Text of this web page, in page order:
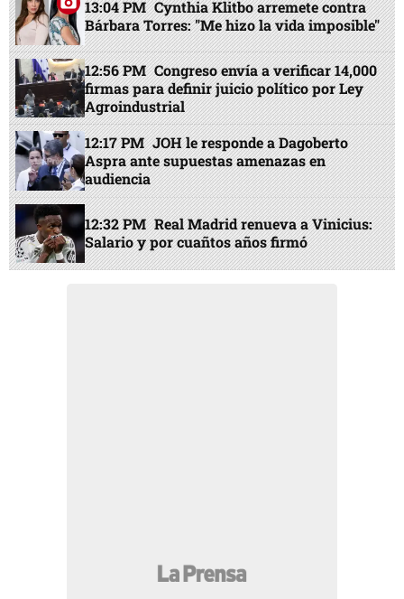
13:04 PM Cynthia Klitbo arremete contra
Bárbara Torres: "Me hizo la vida imposible"
12:56 PM Congreso envía a verificar 14,000
firmas para definir juicio político por Ley
Agroindustrial
12:17 PM JOH le responde a Dagoberto
Aspra ante supuestas amenazas en
audiencia
12:32 PM Real Madrid renueva a Vinicius:
Salario y por cuañtos años firmó